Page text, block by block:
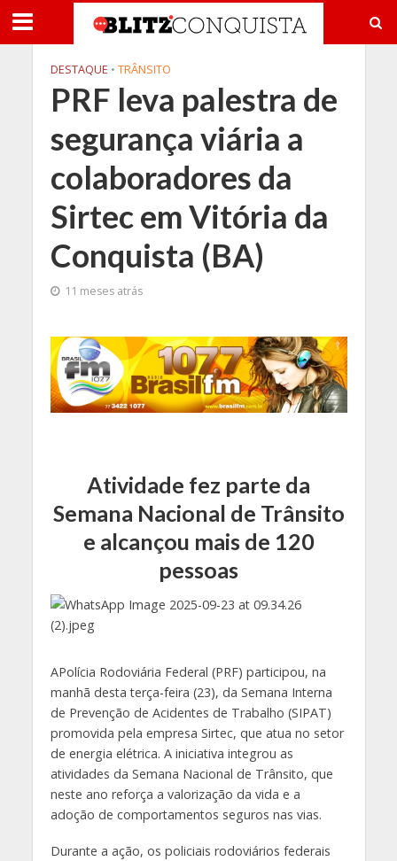
DESTAQUE • TRÂNSITO
PRF leva palestra de
segurança viária a
colaboradores da
Sirtec em Vitória da
Conquista (BA)
11 meses atrás
Atividade fez parte da
Semana Nacional de Trânsito
e alcançou mais de 120
pessoas
APolícia Rodoviária Federal (PRF) participou, na
manhã desta terça-feira (23), da Semana Interna
de Prevenção de Acidentes de Trabalho (SIPAT)
promovida pela empresa Sirtec, que atua no setor
de energia elétrica. A iniciativa integrou as
atividades da Semana Nacional de Trânsito, que
neste ano reforça a valorização da vida e a
adoção de comportamentos seguros nas vias.
Durante a ação, os policiais rodoviários federais